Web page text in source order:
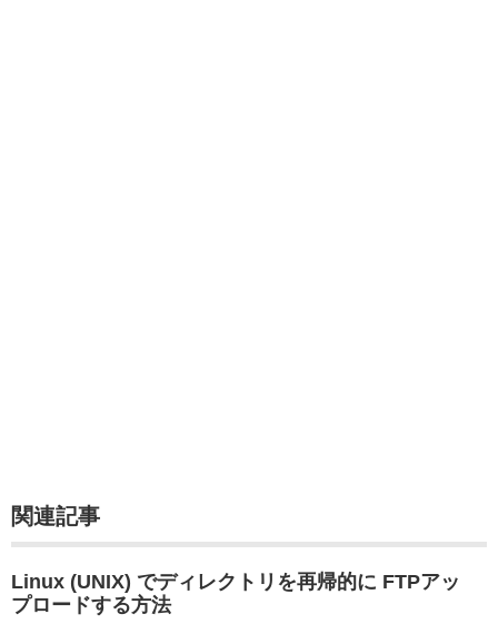
関連記事
Linux (UNIX) でディレクトリを再帰的に FTPアッ
プロードする方法